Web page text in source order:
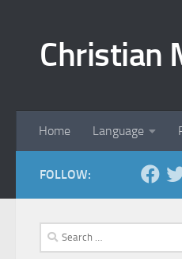
Christian
Home Language
FOLLOW:
Search
for: